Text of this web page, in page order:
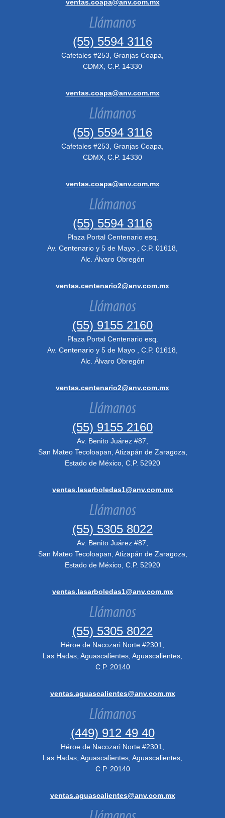
ventas.coapa@anv.com.mx
Llámanos
(55) 5594 3116
Cafetales #253, Granjas Coapa,
CDMX, C.P. 14330
ventas.coapa@anv.com.mx
Llámanos
(55) 5594 3116
Cafetales #253, Granjas Coapa,
CDMX, C.P. 14330
ventas.coapa@anv.com.mx
Llámanos
(55) 5594 3116
Plaza Portal Centenario esq.
Av. Centenario y 5 de Mayo , C.P. 01618,
Alc. Álvaro Obregón
ventas.centenario2@anv.com.mx
Llámanos
(55) 9155 2160
Plaza Portal Centenario esq.
Av. Centenario y 5 de Mayo , C.P. 01618,
Alc. Álvaro Obregón
ventas.centenario2@anv.com.mx
Llámanos
(55) 9155 2160
Av. Benito Juárez #87,
San Mateo Tecoloapan, Atizapán de Zaragoza,
Estado de México, C.P. 52920
ventas.lasarboledas1@anv.com.mx
Llámanos
(55) 5305 8022
Av. Benito Juárez #87,
San Mateo Tecoloapan, Atizapán de Zaragoza,
Estado de México, C.P. 52920
ventas.lasarboledas1@anv.com.mx
Llámanos
(55) 5305 8022
Héroe de Nacozari Norte #2301,
Las Hadas, Aguascalientes, Aguascalientes,
C.P. 20140
ventas.aguascalientes@anv.com.mx
Llámanos
(449) 912 49 40
Héroe de Nacozari Norte #2301,
Las Hadas, Aguascalientes, Aguascalientes,
C.P. 20140
ventas.aguascalientes@anv.com.mx